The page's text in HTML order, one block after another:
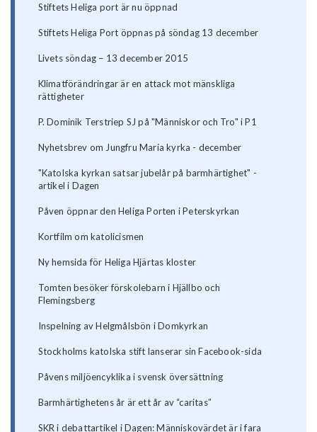
Stiftets Heliga port är nu öppnad
Stiftets Heliga Port öppnas på söndag 13 december
Livets söndag – 13 december 2015
Klimatförändringar är en attack mot mänskliga
rättigheter
P. Dominik Terstriep SJ på "Människor och Tro" i P1
Nyhetsbrev om Jungfru Maria kyrka - december
"Katolska kyrkan satsar jubelår på barmhärtighet" -
artikel i Dagen
Påven öppnar den Heliga Porten i Peterskyrkan
Kortfilm om katolicismen
Ny hemsida för Heliga Hjärtas kloster
Tomten besöker förskolebarn i Hjällbo och
Flemingsberg
Inspelning av Helgmålsbön i Domkyrkan
Stockholms katolska stift lanserar sin Facebook-sida
Påvens miljöencyklika i svensk översättning
Barmhärtighetens år är ett år av “caritas”
SKR i debattartikel i Dagen: Människovärdet är i fara